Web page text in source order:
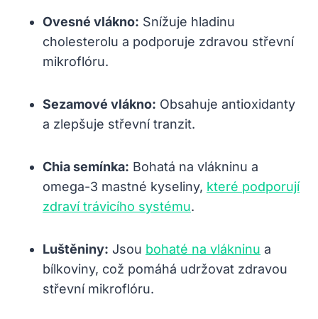
Ovesné vlákno: Snížuje hladinu
cholesterolu a podporuje zdravou střevní
mikroflóru.
Sezamové vlákno: Obsahuje antioxidanty
a zlepšuje střevní tranzit.
Chia semínka: Bohatá na vlákninu a
omega-3 mastné kyseliny, které podporují
zdraví trávicího systému.
Luštěniny: Jsou bohaté na vlákninu a
bílkoviny, což pomáhá udržovat zdravou
střevní mikroflóru.